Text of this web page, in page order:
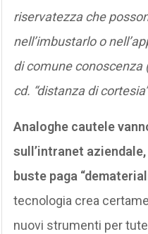
riservatezza che
nell’imbustarlo o
di comune conoscenza
cd. “distanza di
Analoghe cautele
sull’intranet
buste paga
tecnologia crea
nuovi strumenti per